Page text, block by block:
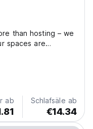
than hosting – we
spaces are
where honesty,
stay into
ab Schlafsäle ab
€14.34